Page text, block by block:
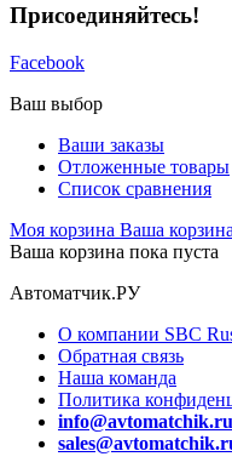
Присоединяйтесь!
Facebook
Ваш выбор
Ваши заказы
Отложенные товары
Список сравнения
Моя корзина Ваша
Ваша корзина пока пуста
Автоматчик.РУ
О компании SBC
Обратная связь
Наша команда
Политика
info@avtomatchik.ru